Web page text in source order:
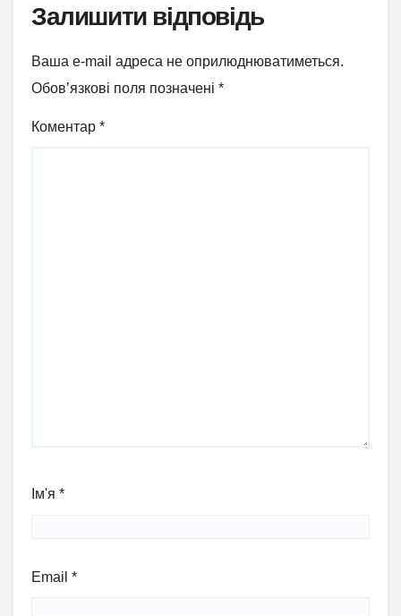
Залишити відповідь
Ваша e-mail адреса не оприлюднюватиметься.
Обов’язкові поля позначені *
Коментар *
Ім'я *
Email *